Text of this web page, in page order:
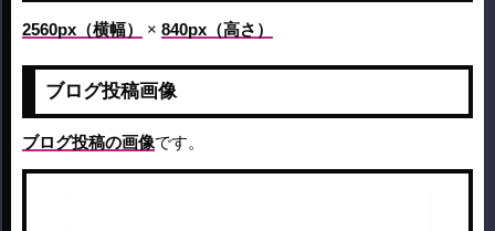
2560px（横幅） × 840px（高さ）
ブログ投稿画像
ブログ投稿の画像です。